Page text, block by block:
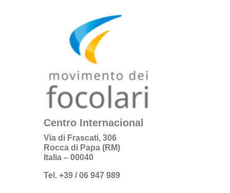
Centro Internacional
Via di Frascati, 306
Rocca di Papa (RM)
Italia – 00040
Tel. +39 / 06 947 989